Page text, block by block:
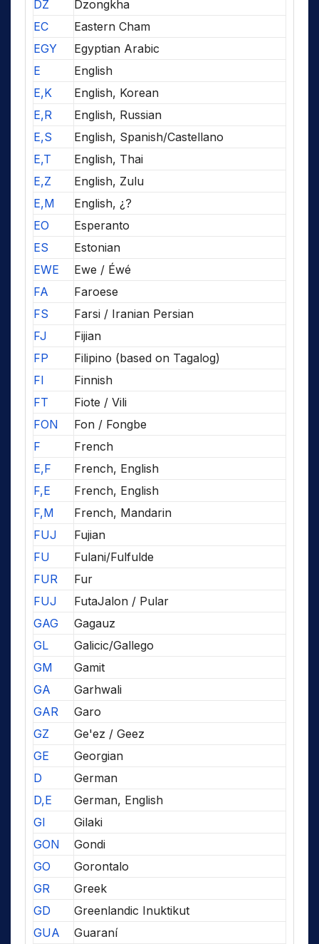
DZ
Dzongkha
EC
Eastern Cham
EGY
Egyptian Arabic
E
English
E,K
English, Korean
E,R
English, Russian
E,S
English, Spanish/Castellano
E,T
English, Thai
E,Z
English, Zulu
E,M
English, ¿?
EO
Esperanto
ES
Estonian
EWE
Ewe / Éwé
FA
Faroese
FS
Farsi / Iranian Persian
FJ
Fijian
FP
Filipino (based on Tagalog)
FI
Finnish
FT
Fiote / Vili
FON
Fon / Fongbe
F
French
E,F
French, English
F,E
French, English
F,M
French, Mandarin
FUJ
Fujian
FU
Fulani/Fulfulde
FUR
Fur
FUJ
FutaJalon / Pular
GAG
Gagauz
GL
Galicic/Gallego
GM
Gamit
GA
Garhwali
GAR
Garo
GZ
Ge'ez / Geez
GE
Georgian
D
German
D,E
German, English
GI
Gilaki
GON
Gondi
GO
Gorontalo
GR
Greek
GD
Greenlandic Inuktikut
GUA
Guaraní